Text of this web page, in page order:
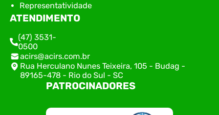
Representatividade
ATENDIMENTO
(47) 3531-
0500
acirs@acirs.com.br
Rua Herculano Nunes Teixeira, 105 - Budag -
89165-478 - Rio do Sul - SC
PATROCINADORES